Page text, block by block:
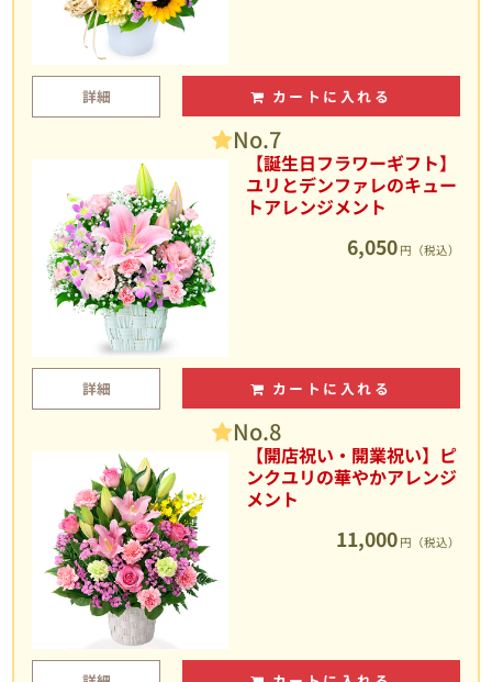
詳細 カートに入れる
No.7
【誕生日フラワーギフト】
ユリとデンファレのキュー
トアレンジメント
6,050 円（税込）
詳細 カートに入れる
No.8
【開店祝い・開業祝い】ピ
ンクユリの華やかアレンジ
メント
11,000 円（税込）